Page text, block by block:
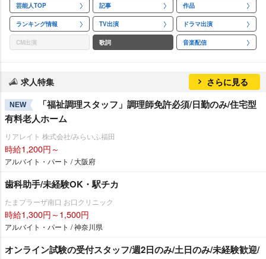
芸能人TOP 記事 作品
ランキング情報 TV出演 ドラマ出演
CM出演 歌詞 音楽配信
求人特集 さらに見る
NEW
「福祉調理スタッフ」調理師免許必須/日勤のみ/住宅型
有料老人ホーム
リアレイト 株式会社/みらいふ福田
時給1,200円～
アルバイト・パート / 大阪府
歯科助手/未経験OK・駅チカ
たまプラーザ南口 お口クリニック
時給1,300円～1,500円
アルバイト・パート / 神奈川県
オンライン試験の受付スタッフ/週2日のみ/土日のみ/未経験歓迎/